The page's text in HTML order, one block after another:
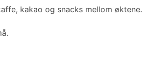
kakao og snacks mellom øktene.